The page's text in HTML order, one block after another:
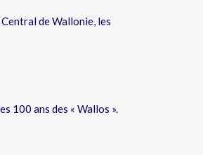
de Wallonie, les
100 ans des « Wallos ».